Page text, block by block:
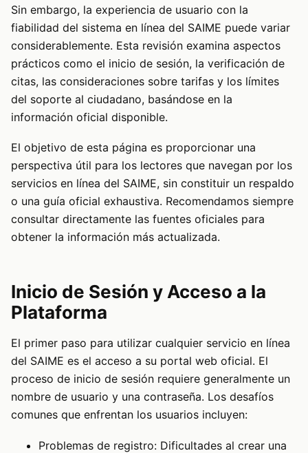
Sin embargo, la experiencia de usuario con la
fiabilidad del sistema en línea del SAIME puede variar
considerablemente. Esta revisión examina aspectos
prácticos como el inicio de sesión, la verificación de
citas, las consideraciones sobre tarifas y los límites
del soporte al ciudadano, basándose en la
información oficial disponible.
El objetivo de esta página es proporcionar una
perspectiva útil para los lectores que navegan por los
servicios en línea del SAIME, sin constituir un respaldo
o una guía oficial exhaustiva. Recomendamos siempre
consultar directamente las fuentes oficiales para
obtener la información más actualizada.
Inicio de Sesión y Acceso a la
Plataforma
El primer paso para utilizar cualquier servicio en línea
del SAIME es el acceso a su portal web oficial. El
proceso de inicio de sesión requiere generalmente un
nombre de usuario y una contraseña. Los desafíos
comunes que enfrentan los usuarios incluyen:
Problemas de registro: Dificultades al crear una